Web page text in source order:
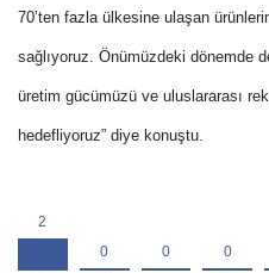
70’ten fazla ülkesine ulaşan
sağlıyoruz. Önümüzdeki dönemde
üretim gücümüzü ve uluslararası
hedefliyoruz” diye konuştu.